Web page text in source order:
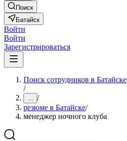
Поиск
Батайск
Войти
Войти
Зарегистрироваться
Поиск сотрудников в Батайске
/
... /
резюме в Батайске/
менеджер ночного клуба